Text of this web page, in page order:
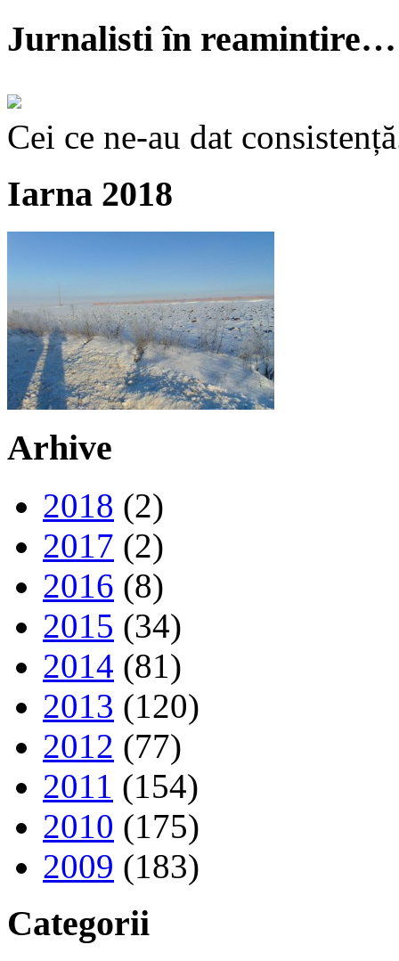
Jurnalisti în reamintire…
Cei ce ne-au dat
Iarna 2018
Arhive
2018 (2)
2017 (2)
2016 (8)
2015 (34)
2014 (81)
2013 (120)
2012 (77)
2011 (154)
2010 (175)
2009 (183)
Categorii